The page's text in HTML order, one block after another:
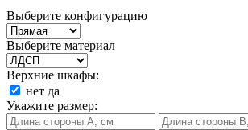
Выберите конфигурацию
Выберите материал
Верхние шкафы:
нет да
Укажите размер: